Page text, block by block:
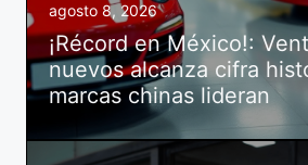
agosto 8, 2026
¡Récord en México!:
nuevos alcanza cifra
marcas chinas lideran